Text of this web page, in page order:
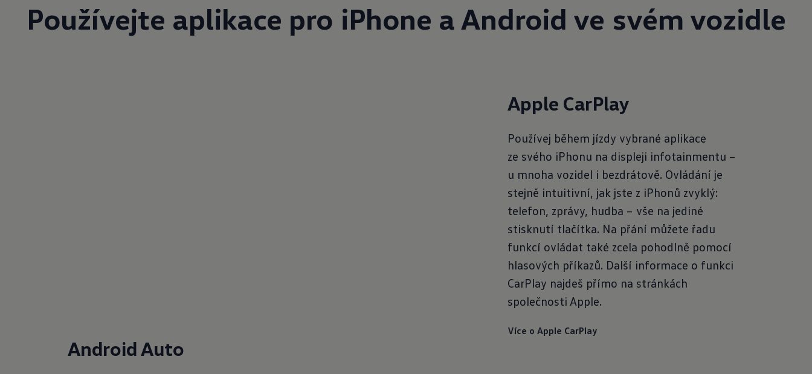
Používejte aplikace pro iPhone a Android ve svém vozidle
Apple CarPlay
Používej během jízdy vybrané aplikace
ze svého iPhonu na displeji infotainmentu –
u mnoha vozidel i bezdrátově. Ovládání je
stejně intuitivní, jak jste z iPhonů zvyklý:
telefon, zprávy, hudba – vše na jediné
stisknutí tlačítka. Na přání můžete řadu
funkcí ovládat také zcela pohodlně pomocí
hlasových příkazů. Další informace o funkci
CarPlay najdeš přímo na stránkách
společnosti Apple.
Více o Apple CarPlay
Android Auto